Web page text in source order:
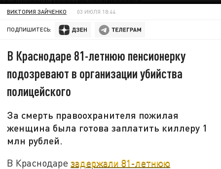
ВИКТОРИЯ ЗАЙЧЕНКО 03 ИЮЛЯ 18:44
ПОДПИШИТЕСЬ:
В Краснодаре 81-летнюю пенсионерку
подозревают в организации убийства
полицейского
За смерть правоохранителя пожилая
женщина была готова заплатить киллеру 1
млн рублей.
В Краснодарезадержали 81-летнюю